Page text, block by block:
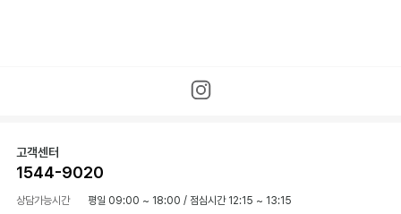
고객센터
1544-9020
상담가능시간 평일 09:00 ~ 18:00 / 점심시간 12:15 ~ 13:15